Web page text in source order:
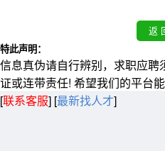
特此声明：
信息真伪请自行辨别，求职应
证或连带责任! 希望我们的平台
[联系客服] [最新找人才]